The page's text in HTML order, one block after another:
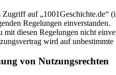
auf „1001Geschichte.de“
Regelungen einverstanden.
mit diesen Regelungen nicht
wird auf
von Nutzungsrechten